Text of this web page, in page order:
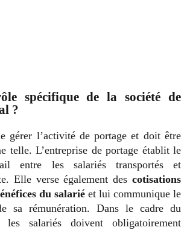
spécifique de la société de
?
gérer l’activité de portage et doit être
telle. L’entreprise de portage établit le
entre les salariés transportés et
Elle verse également des cotisations
du salarié et lui communique le
sa rémunération. Dans le cadre du
les salariés doivent obligatoirement